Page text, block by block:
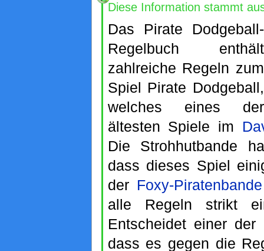
Diese Information stammt
Das Pirate Dodgeball-
Regelbuch enthält
zahlreiche Regeln zum
Spiel Pirate Dodgeball,
welches eines der
ältesten Spiele im
Die Strohhutbande
dass dieses Spiel
der Foxy-Piratenbande
alle Regeln strikt
Entscheidet einer der
dass es gegen die